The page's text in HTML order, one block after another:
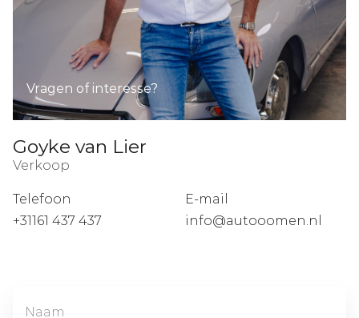
Vragen of interesse?
Goyke van Lier
Verkoop
Telefoon
+31161 437 437
E-mail
info@autooomen.nl